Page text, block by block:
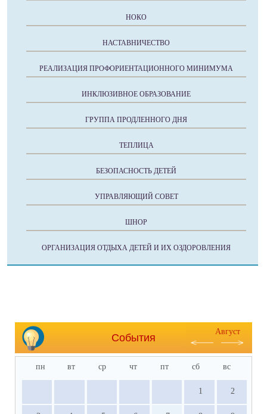
НОКО
НАСТАВНИЧЕСТВО
РЕАЛИЗАЦИЯ ПРОФОРИЕНТАЦИОННОГО МИНИМУМА
ИНКЛЮЗИВНОЕ ОБРАЗОВАНИЕ
ГРУППА ПРОДЛЕННОГО ДНЯ
ТЕПЛИЦА
БЕЗОПАСНОСТЬ ДЕТЕЙ
УПРАВЛЯЮЩИЙ СОВЕТ
ШНОР
ОРГАНИЗАЦИЯ ОТДЫХА ДЕТЕЙ И ИХ ОЗДОРОВЛЕНИЯ
События
Август
пн вт ср чт пт сб вс
1 2